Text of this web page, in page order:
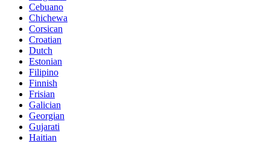
Cebuano
Chichewa
Corsican
Croatian
Dutch
Estonian
Filipino
Finnish
Frisian
Galician
Georgian
Gujarati
Haitian